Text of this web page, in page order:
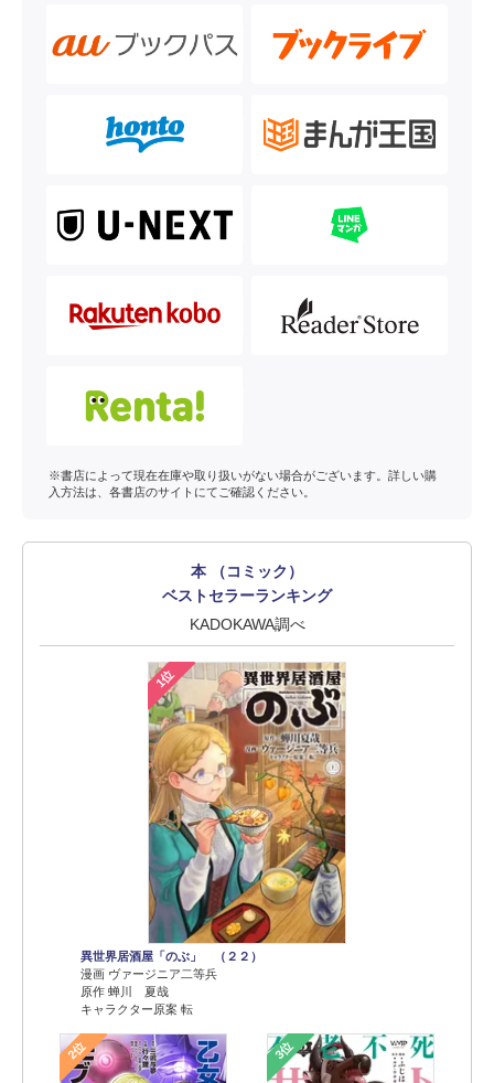
※書店によって現在在庫や取り扱いがない場合がございます。詳しい購
入方法は、各書店のサイトにてご確認ください。
本 （コミック）
ベストセラーランキング
KADOKAWA調べ
1位
異世界居酒屋「のぶ」 （２２）
漫画 ヴァージニア二等兵
原作 蝉川 夏哉
キャラクター原案 転
2位 3位